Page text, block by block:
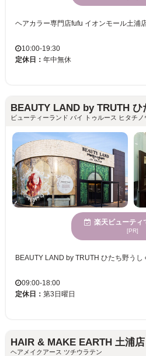
10:00-19:30
定休日： 年中無休
BEAUTY LAND by TRUTH ひ
ビューティーランド バイ トゥルース ヒタチノ
楽天ビューティ
[PR]
09:00-18:00
定休日： 第3日曜日
HAIR & MAKE EARTH 土浦店
ヘアメイクアース ツチウラテン